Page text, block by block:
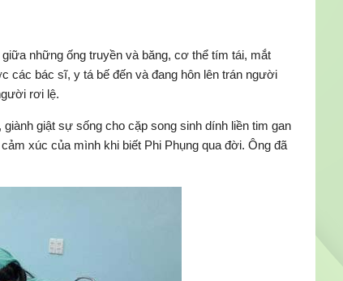
những ống truyền và băng, cơ thể tím tái, mắt
các bác sĩ, y tá bế đến và đang hôn lên trán người
rơi lệ.
giật sự sống cho cặp song sinh dính liền tim gan
xúc của mình khi biết Phi Phụng qua đời. Ông đã